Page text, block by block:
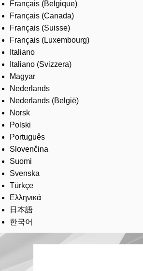
Français (Belgique)
Français (Canada)
Français (Suisse)
Français (Luxembourg)
Italiano
Italiano (Svizzera)
Magyar
Nederlands
Nederlands (België)
Norsk
Polski
Português
Slovenčina
Suomi
Svenska
Türkçe
Ελληνικά
日本語
한국어